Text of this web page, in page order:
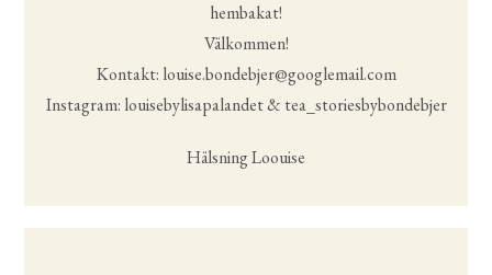
hembakat!
Välkommen!
Kontakt: louise.bondebjer@googlemail.com
Instagram: louisebylisapalandet & tea_storiesbybondebjer
Hälsning Loouise